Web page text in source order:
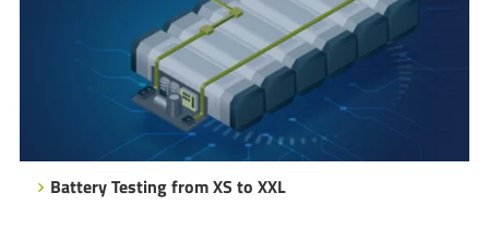
Battery Testing from XS to XXL